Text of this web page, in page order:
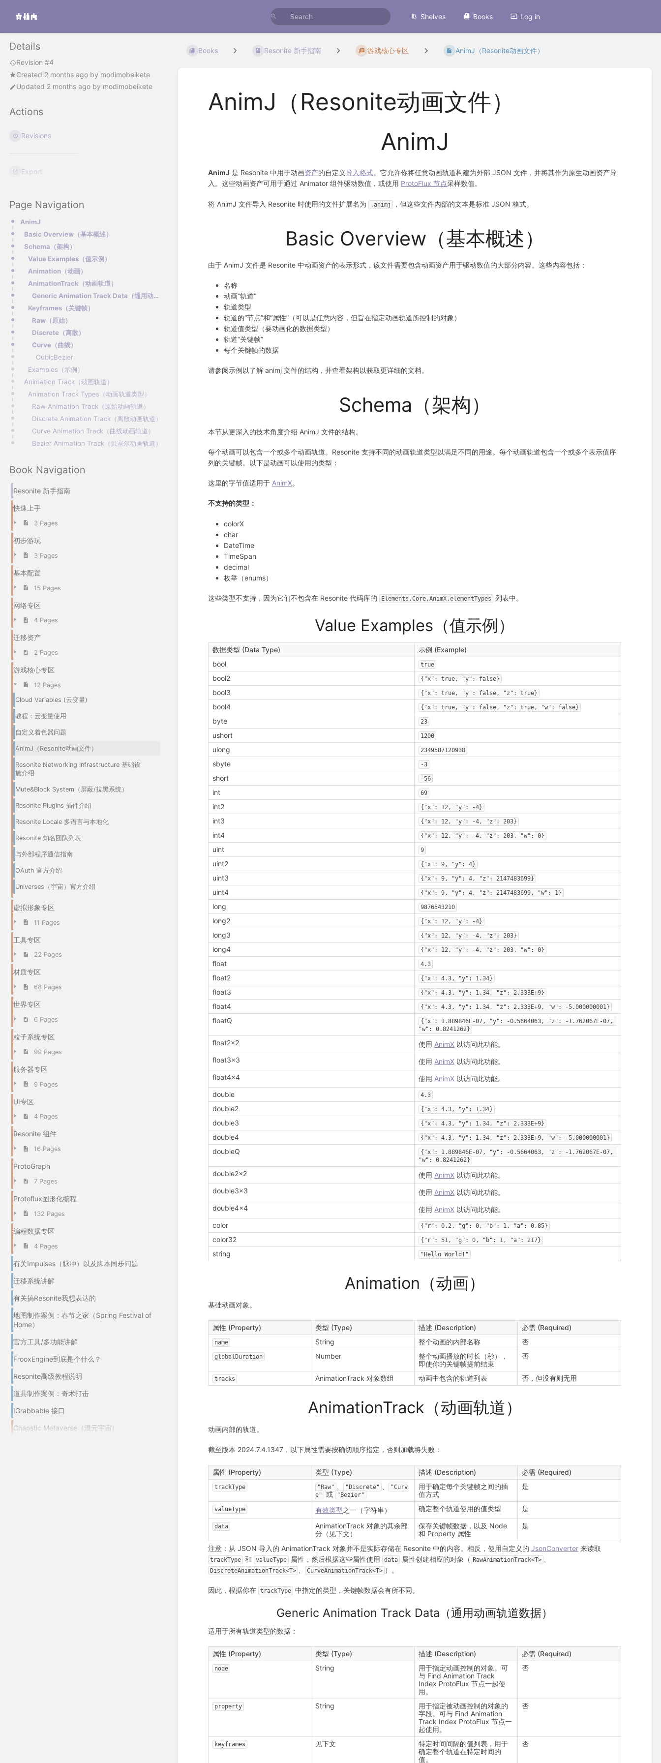
Shelves Books Log in
Details
Revision #4
Created 2 months ago by modimobeikete
Updated 2 months ago by modimobeikete
Actions
Revisions
Export
Page Navigation
AnimJ
Basic Overview（基本概述）
Schema（架构）
Value Examples（值示例）
Animation（动画）
AnimationTrack（动画轨道）
Generic Animation Track Data（通用动画轨道数据）
Keyframes（关键帧）
Raw（原始）
Discrete（离散）
Curve（曲线）
CubicBezier
Examples（示例）
Animation Track（动画轨道）
Animation Track Types（动画轨道类型）
Raw Animation Track（原始动画轨道）
Discrete Animation Track（离散动画轨道）
Curve Animation Track（曲线动画轨道）
Bezier Animation Track（贝塞尔动画轨道）
Book Navigation
Resonite 新手指南
快速上手
3 Pages
初步游玩
3 Pages
基本配置
15 Pages
网络专区
4 Pages
迁移资产
2 Pages
游戏核心专区
12 Pages
Cloud Variables (云变量)
教程：云变量使用
自定义着色器问题
AnimJ（Resonite动画文件）
Resonite Networking Infrastructure 基础设
施介绍
Mute&Block System（屏蔽/拉黑系统）
Resonite Plugins 插件介绍
Resonite Locale 多语言与本地化
Resonite 知名团队列表
与外部程序通信指南
OAuth 官方介绍
Universes（宇宙）官方介绍
虚拟形象专区
11 Pages
工具专区
22 Pages
材质专区
68 Pages
世界专区
6 Pages
粒子系统专区
99 Pages
服务器专区
9 Pages
UI专区
4 Pages
Resonite 组件
16 Pages
ProtoGraph
7 Pages
Protoflux图形化编程
132 Pages
编程数据专区
4 Pages
有关Impulses（脉冲）以及脚本同步问题
迁移系统讲解
有关搞Resonite我想表达的
地图制作案例：春节之家（Spring Festival of
Home）
官方工具/多功能讲解
FrooxEngine到底是个什么？
Resonite高级教程说明
道具制作案例：奇术打击
IGrabbable 接口
Chaostic Metaverse（混元宇宙）
Books Resonite 新手指南 游戏核心专区 AnimJ（Resonite动画文件）
AnimJ（Resonite动画文件）
AnimJ
AnimJ 是 Resonite 中用于动画资产的自定义导入格式。它允许你将任意动画轨道构建为外部 JSON 文件，并将其作为原生动画资产导
入。这些动画资产可用于通过 Animator 组件驱动数值，或使用 ProtoFlux 节点采样数值。
将 AnimJ 文件导入 Resonite 时使用的文件扩展名为 .animj ，但这些文件内部的文本是标准 JSON 格式。
Basic Overview（基本概述）
由于 AnimJ 文件是 Resonite 中动画资产的表示形式，该文件需要包含动画资产用于驱动数值的大部分内容。这些内容包括：
名称
动画“轨道”
轨道类型
轨道的“节点”和“属性”（可以是任意内容，但旨在指定动画轨道所控制的对象）
轨道值类型（要动画化的数据类型）
轨道“关键帧”
每个关键帧的数据
请参阅示例以了解 animj 文件的结构，并查看架构以获取更详细的文档。
Schema（架构）
本节从更深入的技术角度介绍 AnimJ 文件的结构。
每个动画可以包含一个或多个动画轨道。Resonite 支持不同的动画轨道类型以满足不同的用途。每个动画轨道包含一个或多个表示值序
列的关键帧。以下是动画可以使用的类型：
这里的字节值适用于 AnimX。
不支持的类型：
colorX
char
DateTime
TimeSpan
decimal
枚举（enums）
这些类型不支持，因为它们不包含在 Resonite 代码库的 Elements.Core.AnimX.elementTypes 列表中。
Value Examples（值示例）
数据类型 (Data Type)
示例 (Example)
bool
true
bool2 {"x": true, "y": false}
bool3 {"x": true, "y": false, "z": true}
bool4 {"x": true, "y": false, "z": true, "w": false}
byte 23
ushort 1200
ulong 2349587120938
sbyte -3
short -56
int 69
int2 {"x": 12, "y": -4}
int3 {"x": 12, "y": -4, "z": 203}
int4 {"x": 12, "y": -4, "z": 203, "w": 0}
uint 9
uint2 {"x": 9, "y": 4}
uint3 {"x": 9, "y": 4, "z": 2147483699}
uint4 {"x": 9, "y": 4, "z": 2147483699, "w": 1}
long 9876543210
long2 {"x": 12, "y": -4}
long3 {"x": 12, "y": -4, "z": 203}
long4 {"x": 12, "y": -4, "z": 203, "w": 0}
float 4.3
float2 {"x": 4.3, "y": 1.34}
float3 {"x": 4.3, "y": 1.34, "z": 2.333E+9}
float4 {"x": 4.3, "y": 1.34, "z": 2.333E+9, "w": -5.000000001}
floatQ
{"x": 1.889846E-07, "y": -0.5664063, "z": -1.762067E-07,
"w": 0.8241262}
float2x2 使用 AnimX 以访问此功能。
float3x3
使用 AnimX 以访问此功能。
float4x4
使用 AnimX 以访问此功能。
double
4.3
double2 {"x": 4.3, "y": 1.34}
double3 {"x": 4.3, "y": 1.34, "z": 2.333E+9}
double4 {"x": 4.3, "y": 1.34, "z": 2.333E+9, "w": -5.000000001}
doubleQ
{"x": 1.889846E-07, "y": -0.5664063, "z": -1.762067E-07,
"w": 0.8241262}
double2x2 使用 AnimX 以访问此功能。
double3x3
使用 AnimX 以访问此功能。
double4x4
使用 AnimX 以访问此功能。
color
{"r": 0.2, "g": 0, "b": 1, "a": 0.85}
color32 {"r": 51, "g": 0, "b": 1, "a": 217}
string "Hello World!"
Animation（动画）
基础动画对象。
属性 (Property) 类型 (Type) 描述 (Description) 必需 (Required)
name String 整个动画的内部名称 否
globalDuration Number
整个动画播放的时长（秒），
即使你的关键帧提前结束
否
tracks AnimationTrack 对象数组 动画中包含的轨道列表 否，但没有则无用
AnimationTrack（动画轨道）
动画内部的轨道。
截至版本 2024.7.4.1347，以下属性需要按确切顺序指定，否则加载将失败：
属性 (Property) 类型 (Type) 描述 (Description) 必需 (Required)
trackType "Raw" "Discrete"
"Curv
e" 或 "Bezier"
用于确定每个关键帧之间的插
值方式
是
valueType 有效类型之一（字符串） 确定整个轨道使用的值类型 是
data
AnimationTrack 对象的其余部
分（见下文）
保存关键帧数据，以及 Node
和 Property 属性
是
注意：从 JSON 导入的 AnimationTrack 对象并不是实际存储在 Resonite 中的内容。相反，使用自定义的JsonConverter 来读取
trackType 和 valueType 属性，然后根据这些属性使用 data 属性创建相应的对象（ RawAnimationTrack<T>
DiscreteAnimationTrack<T> CurveAnimationTrack<T> ）。
因此，根据你在 trackType 中指定的类型，关键帧数据会有所不同。
Generic Animation Track Data（通用动画轨道数据）
适用于所有轨道类型的数据：
属性 (Property) 类型 (Type) 描述 (Description) 必需 (Required)
node String
用于指定动画控制的对象。可
与 Find Animation Track
Index ProtoFlux 节点一起使
用。
否
property String
用于指定被动画控制的对象的
字段。可与 Find Animation
Track Index ProtoFlux 节点一
起使用。
否
keyframes 见下文
特定时间间隔的值列表，用于
确定整个轨道在特定时间的
值。
否